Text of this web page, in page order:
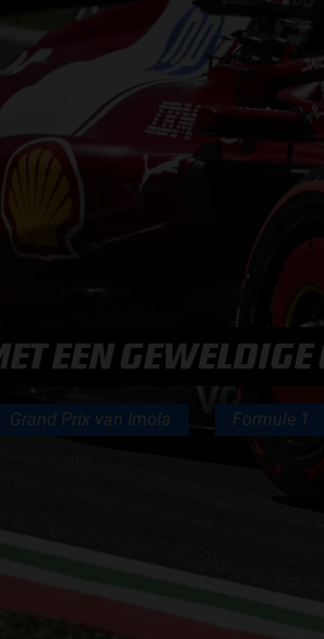
EEN
Grand Prix van Imola Formule 1
TAFEL
F1 RACES
F1 KALENDER
F1
F1 TEAMS
MAX